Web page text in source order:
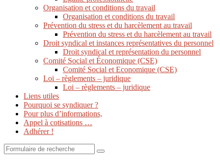
Organisation et conditions du travail
Organisation et conditions du travail
Prévention du stress et du harcèlement au travail
Prévention du stress et du harcèlement au travail
Droit syndical et instances représentatives du personnel
Droit syndical et représentation du personnel
Comité Social et Économique (CSE)
Comité Social et Economique (CSE)
Loi – règlements – juridique
Loi – règlements – juridique
Liens utiles
Pourquoi se syndiquer ?
Pour plus d’informations,
Appel à cotisations …
Adhérer !
Search